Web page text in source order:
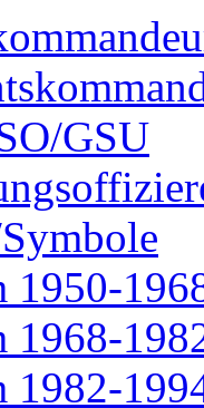
GSU
1950-
1968-
1982-